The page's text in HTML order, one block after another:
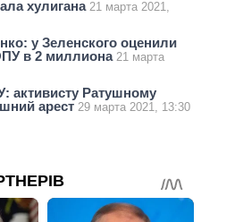
хулигана 21 марта 2021,
у Зеленского оценили
в 2 миллиона 21 марта
активисту Ратушному
арест 29 марта 2021, 13:30